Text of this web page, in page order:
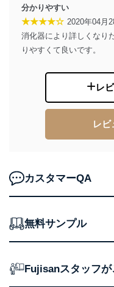
株式会社富士山マガ
係
TEL：0570-200-223
FAX：03-5459-7073
e-mail：
制定：2005年4月1日
株式会社富士山マガ
代表取締役会長 西
個人情報の取扱い
護管理者の責任のも
用・提供・管理いた
東京都渋谷区南平台町
株式会社富士山マガ
代表取締役会長 西
田 嘉也
分かりやすい
★★★★☆ 2020年04月
消化器により詳しくなり
りやすくて良いです。
レ
レビ
カスタマーQA
無料サンプル
Fujisanスタッフが